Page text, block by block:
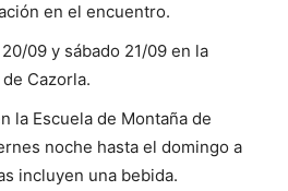
en el encuentro.
09 y sábado 21/09 en la
Cazorla.
la Escuela de Montaña de
noche hasta el domingo a
incluyen una bebida.